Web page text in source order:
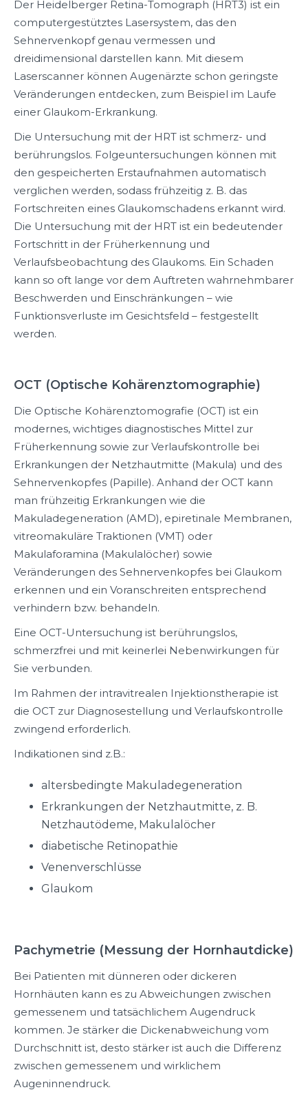
Der Heidelberger Retina-Tomograph (HRT3) ist ein
computergestütztes Lasersystem, das den
Sehnervenkopf genau vermessen und
dreidimensional darstellen kann. Mit diesem
Laserscanner können Augenärzte schon geringste
Veränderungen entdecken, zum Beispiel im Laufe
einer Glaukom-Erkrankung.
Die Untersuchung mit der HRT ist schmerz- und
berührungslos. Folgeuntersuchungen können mit
den gespeicherten Erstaufnahmen automatisch
verglichen werden, sodass frühzeitig z. B. das
Fortschreiten eines Glaukomschadens erkannt wird.
Die Untersuchung mit der HRT ist ein bedeutender
Fortschritt in der Früherkennung und
Verlaufsbeobachtung des Glaukoms. Ein Schaden
kann so oft lange vor dem Auftreten wahrnehmbarer
Beschwerden und Einschränkungen – wie
Funktionsverluste im Gesichtsfeld – festgestellt
werden.
OCT (Optische Kohärenztomographie)
Die Optische Kohärenztomografie (OCT) ist ein
modernes, wichtiges diagnostisches Mittel zur
Früherkennung sowie zur Verlaufskontrolle bei
Erkrankungen der Netzhautmitte (Makula) und des
Sehnervenkopfes (Papille). Anhand der OCT kann
man frühzeitig Erkrankungen wie die
Makuladegeneration (AMD), epiretinale Membranen,
vitreomakuläre Traktionen (VMT) oder
Makulaforamina (Makulalöcher) sowie
Veränderungen des Sehnervenkopfes bei Glaukom
erkennen und ein Voranschreiten entsprechend
verhindern bzw. behandeln.
Eine OCT-Untersuchung ist berührungslos,
schmerzfrei und mit keinerlei Nebenwirkungen für
Sie verbunden.
Im Rahmen der intravitrealen Injektionstherapie ist
die OCT zur Diagnosestellung und Verlaufskontrolle
zwingend erforderlich.
Indikationen sind z.B.:
altersbedingte Makuladegeneration
Erkrankungen der Netzhautmitte, z. B.
Netzhautödeme, Makulalöcher
diabetische Retinopathie
Venenverschlüsse
Glaukom
Pachymetrie (Messung der Hornhautdicke)
Bei Patienten mit dünneren oder dickeren
Hornhäuten kann es zu Abweichungen zwischen
gemessenem und tatsächlichem Augendruck
kommen. Je stärker die Dickenabweichung vom
Durchschnitt ist, desto stärker ist auch die Differenz
zwischen gemessenem und wirklichem
Augeninnendruck.